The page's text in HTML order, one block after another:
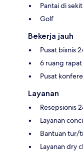
Pantai di
Golf
Bekerja jauh
Pusat bisnis
6 ruang rapat
Pusat
Layanan
Resepsionis
Layanan
Bantuan tur/
Layanan dry